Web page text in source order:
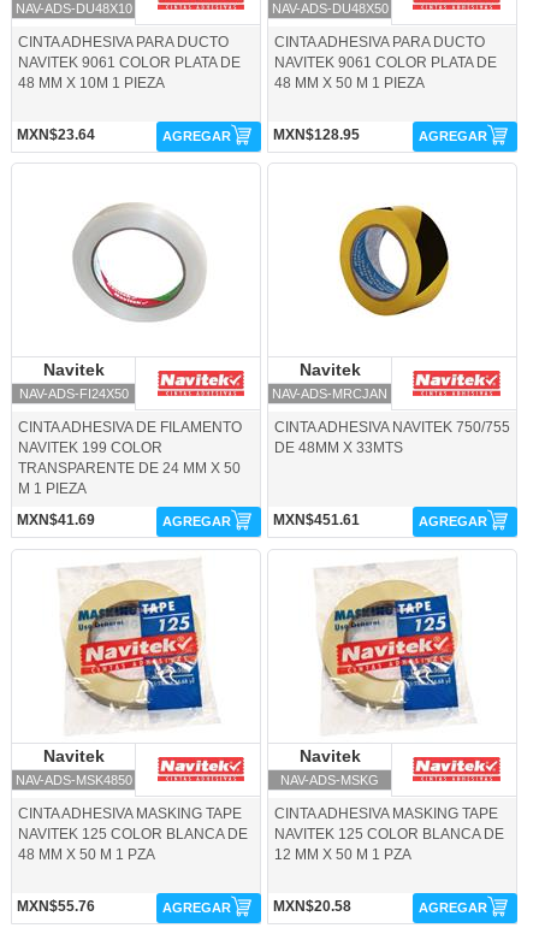
NAV-ADS-DU48X10
CINTA ADHESIVA PARA DUCTO
NAVITEK 9061 COLOR PLATA DE
48 MM X 10M 1 PIEZA
MXN$23.64 AGREGAR
NAV-ADS-DU48X50
CINTA ADHESIVA PARA DUCTO
NAVITEK 9061 COLOR PLATA DE
48 MM X 50 M 1 PIEZA
MXN$128.95 AGREGAR
Navitek
NAV-ADS-FI24X50
CINTA ADHESIVA DE FILAMENTO
NAVITEK 199 COLOR
TRANSPARENTE DE 24 MM X 50
M 1 PIEZA
MXN$41.69
AGREGAR
Navitek
NAV-ADS-MRCJAN
CINTA ADHESIVA NAVITEK 750/755
DE 48MM X 33MTS
MXN$451.61 AGREGAR
NAV-ADS-MSK4850-Navitek
Navitek
NAV-ADS-MSK4850
CINTA ADHESIVA MASKING TAPE
NAVITEK 125 COLOR BLANCA DE
48 MM X 50 M 1 PZA
MXN$55.76 AGREGAR
NAV-ADS-MSKG-Navitek
Navitek
NAV-ADS-MSKG
CINTA ADHESIVA MASKING TAPE
NAVITEK 125 COLOR BLANCA DE
12 MM X 50 M 1 PZA
MXN$20.58 AGREGAR